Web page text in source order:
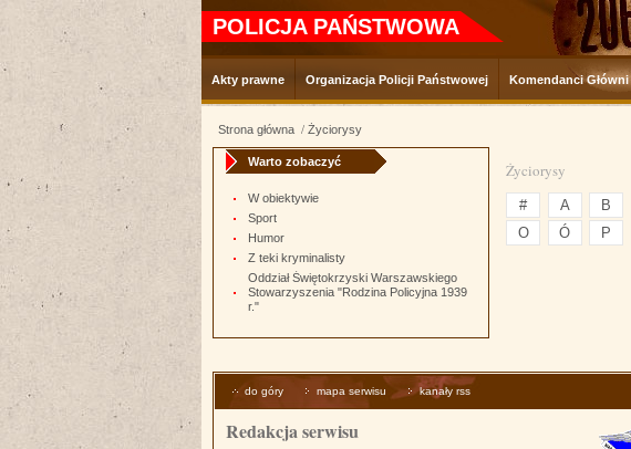
POLICJA PAŃSTWOWA
Akty prawne Organizacja Policji Państwowej Komendanci Główni
Strona główna Życiorysy
Warto zobaczyć
W obiektywie
Sport
Humor
Z teki kryminalisty
Oddział Świętokrzyski Warszawskiego
Stowarzyszenia "Rodzina Policyjna 1939
r."
Życiorysy
# A B
O
Ó P
do góry mapa serwisu kanały rss
Redakcja serwisu